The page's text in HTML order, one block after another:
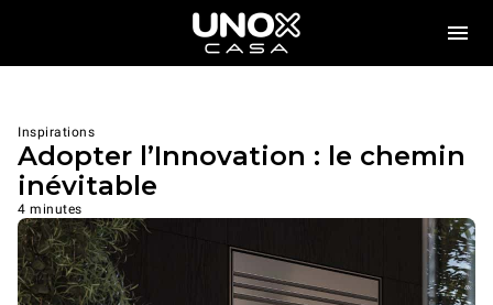
Inspirations
Adopter l’Innovation : le chemin
inévitable
4 minutes